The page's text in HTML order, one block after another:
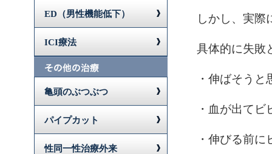
ED（男性機能低下）
ICI療法
亀頭のぶつぶつ
パイプカット
性同一性治療外来
しかし、実際
具体的に失敗
・伸ばそう
・血が出てビ
・伸びる前